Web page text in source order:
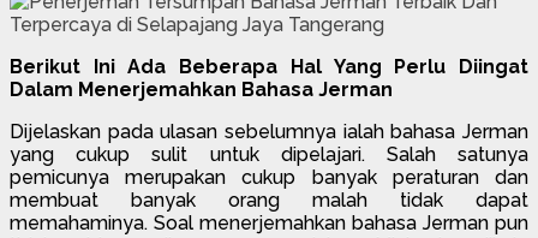
Berikut Ini Ada Beberapa Hal Yang Perlu Diingat
Dalam Menerjemahkan Bahasa Jerman
Dijelaskan pada ulasan sebelumnya ialah bahasa Jerman
yang cukup sulit untuk dipelajari. Salah satunya
pemicunya merupakan cukup banyak peraturan dan
membuat banyak orang malah tidak dapat
memahaminya. Soal menerjemahkan bahasa Jerman pun